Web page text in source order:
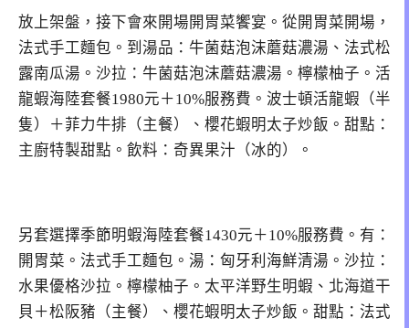
放上架盤，接下會來開場開胃菜饗宴。從開胃菜開場，
法式手工麵包。到湯品：牛菌菇泡沫蘑菇濃湯、法式松
露南瓜湯。沙拉：牛菌菇泡沫蘑菇濃湯。檸檬柚子。活
龍蝦海陸套餐1980元＋10%服務費。波士頓活龍蝦（半
隻）＋菲力牛排（主餐）、櫻花蝦明太子炒飯。甜點：
主廚特製甜點。飲料：奇異果汁（冰的）。
另套選擇季節明蝦海陸套餐1430元＋10%服務費。有：
開胃菜。法式手工麵包。湯：匈牙利海鮮清湯。沙拉：
水果優格沙拉。檸檬柚子。太平洋野生明蝦、北海道干
貝＋松阪豬（主餐）、櫻花蝦明太子炒飯。甜點：法式